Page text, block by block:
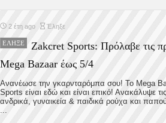
2 έτη ago Έληξε
ΈΛΗΞΕ
Zakcret Sports: Πρόλαβε τις
Mega Bazaar έως 5/4
Ανανέωσε την γκαρνταρόμπα σου! Το Mega
Sports είναι εδώ και είναι επικό! Ανακάλυψε
ανδρικά, γυναικεία & παιδικά ρούχα και
...